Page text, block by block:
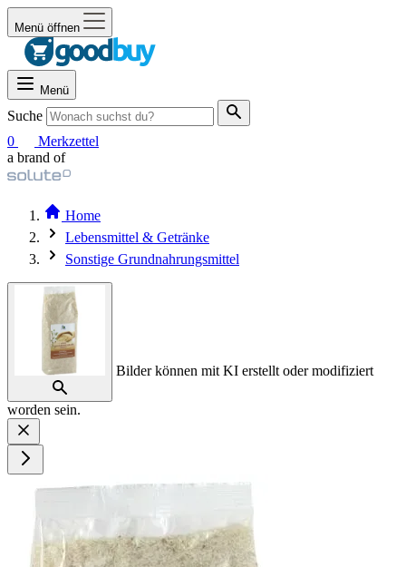
Menü öffnen
Menü
Suche
0
Merkzettel
a brand of
Home
Lebensmittel & Getränke
Sonstige Grundnahrungsmittel
Bilder können mit KI erstellt oder modifiziert
worden sein.